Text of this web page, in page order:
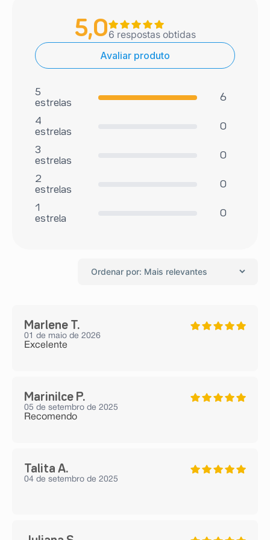
5,06 respostas obtidas
Avaliar produto
5
estrelas
6
4
estrelas
0
3
estrelas
0
2
estrelas
0
1
estrela
0
Marlene T.
01 de maio de 2026
Excelente
Marinilce P.
05 de setembro de 2025
Recomendo
Talita A.
04 de setembro de 2025